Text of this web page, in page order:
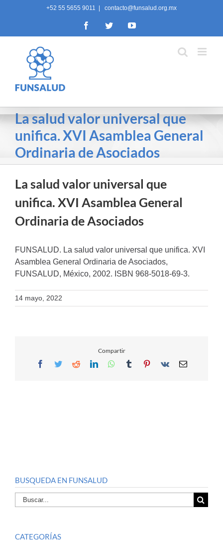
+52 55 5655 9011 contacto@funsalud.org.mx
FacebookTwitterYouTube
La salud valor universal que
unifica. XVI Asamblea General
Ordinaria de Asociados
La salud valor universal que
unifica. XVI Asamblea General
Ordinaria de Asociados
FUNSALUD. La salud valor universal que unifica. XVI
Asamblea General Ordinaria de Asociados,
FUNSALUD, México, 2002. ISBN 968-5018-69-3.
14 mayo, 2022
Compartir
Facebook
TwitterRedditLinkedInWhatsApp
TumblrPinterest
Vk Email
BUSQUEDA EN FUNSALUD
Buscar
por:
CATEGORÍAS